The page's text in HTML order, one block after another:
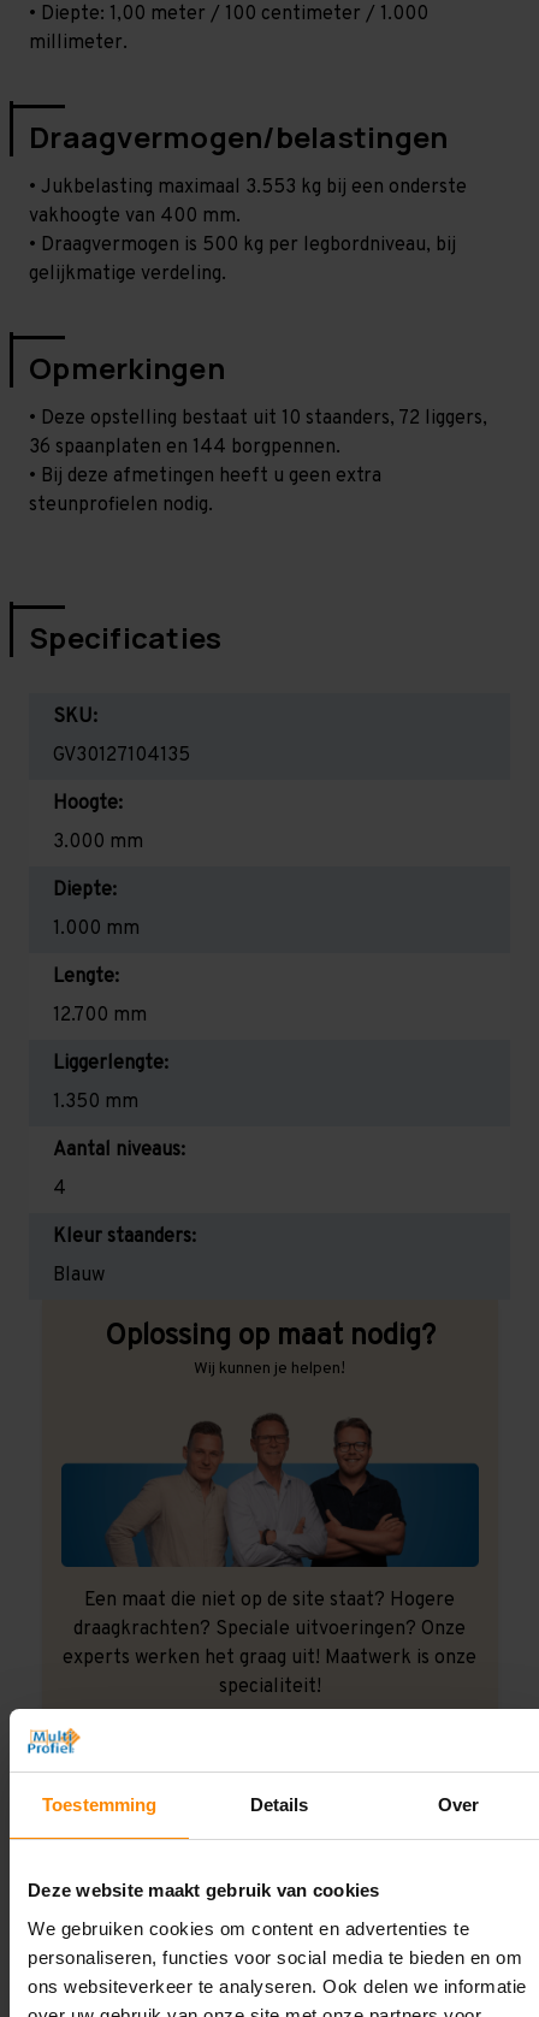
Toestemming Details Over
Deze website maakt gebruik van cookies
We gebruiken cookies om content en advertenties te
personaliseren, functies voor social media te bieden en om
ons websiteverkeer te analyseren. Ook delen we informatie
• Diepte: 1,00 meter / 100 centimeter / 1.000
millimeter.
Draagvermogen/belastingen
• Jukbelasting maximaal 3.553 kg bij een onderste
vakhoogte van 400 mm.
• Draagvermogen is 500 kg per legbordniveau, bij
gelijkmatige verdeling.
Opmerkingen
• Deze opstelling bestaat uit 10 staanders, 72 liggers,
36 spaanplaten en 144 borgpennen.
• Bij deze afmetingen heeft u geen extra
steunprofielen nodig.
Specificaties
SKU:
GV30127104135
Hoogte:
3.000 mm
Diepte:
1.000 mm
Lengte:
12.700 mm
Liggerlengte:
1.350 mm
Aantal niveaus:
4
Kleur staanders:
Blauw
Oplossing op maat nodig?
Wij kunnen je helpen!
Een maat die niet op de site staat? Hogere
draagkrachten? Speciale uitvoeringen? Onze
experts werken het graag uit! Maatwerk is onze
specialiteit!
Montage uitbesteden?
Laat ons het doen!